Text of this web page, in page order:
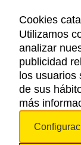
Copyright ©
Cookies
Utilizamos
analizar
publicidad
los
de sus
más